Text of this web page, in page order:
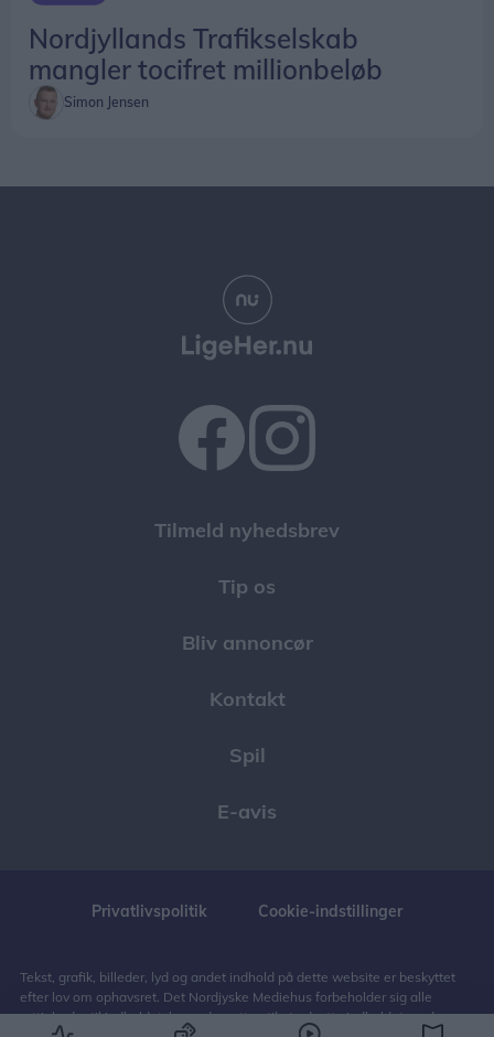
Nordjyllands Trafikselskab
mangler tocifret millionbeløb
Simon Jensen
Tilmeld nyhedsbrev
Tip os
Bliv annoncør
Kontakt
Spil
E-avis
Privatlivspolitik Cookie-indstillinger
Tekst, grafik, billeder, lyd og andet indhold på dette website er beskyttet
efter lov om ophavsret. Det Nordjyske Mediehus forbeholder sig alle
rettigheder til indholdet, herunder retten til at udnytte indholdet med